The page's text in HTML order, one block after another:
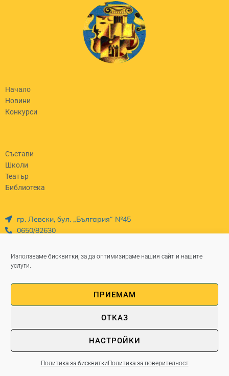
Използваме бисквитки, за да оптимизираме нашия сайт и нашите
услуги.
ПРИЕМАМ
ОТКАЗ
НАСТРОЙКИ
Политика за бисквиткиПолитика за поверителност
Начало
Новини
Конкурси
Състави
Школи
Театър
Библиотека
гр. Левски, бул. „България“ №45
0650/82630
Работно време Пон - Пет: 8-5
Изработка на уеб сайт WebsiteBuilder.bg
Политика за поверителност